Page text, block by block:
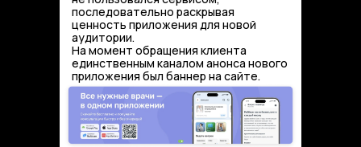
последовательно раскрывая
ценность приложения для новой
аудитории.
На момент обращения клиента
единственным каналом анонса нового
приложения был баннер на сайте.